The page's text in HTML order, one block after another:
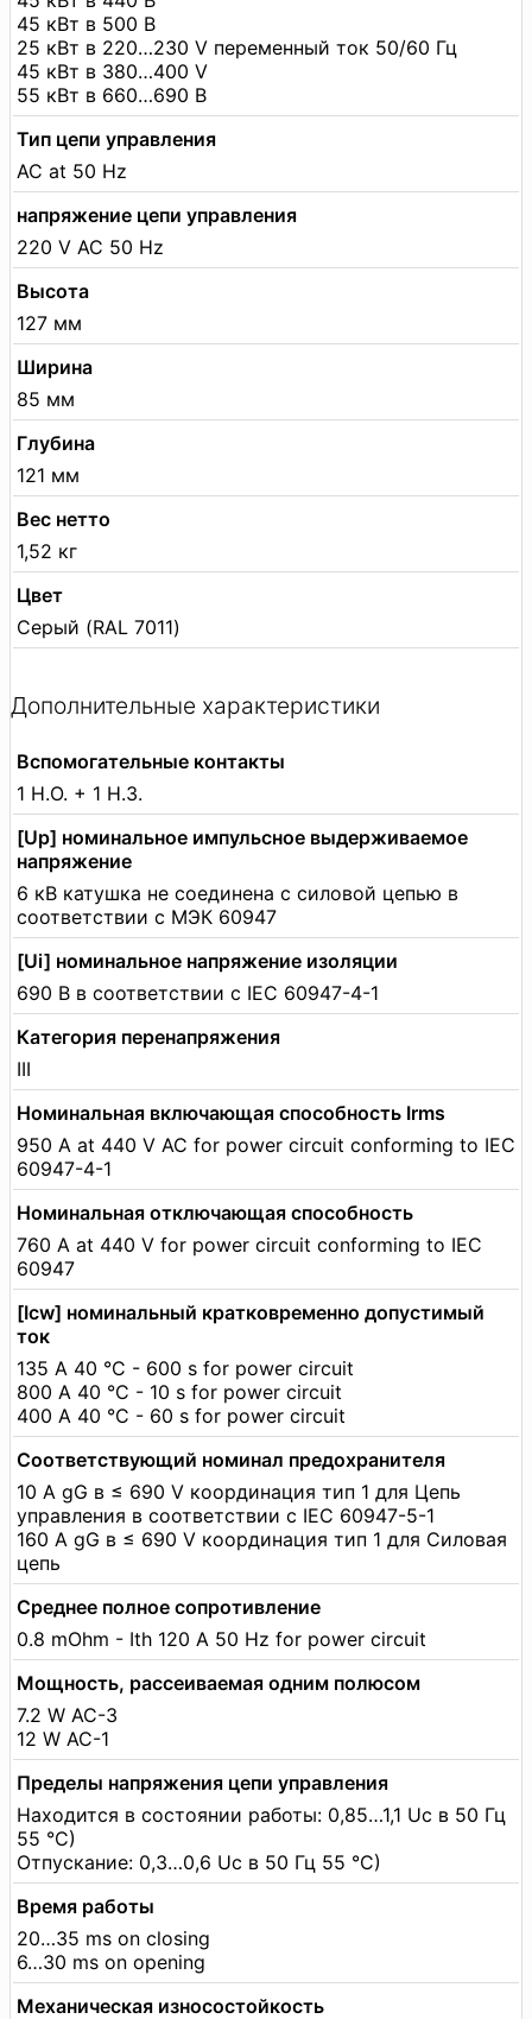
45 кВт в 500 В
25 кВт в 220…230 V переменный ток 50/60 Гц
45 кВт в 380…400 V
55 кВт в 660…690 В
Тип цепи управления
AC at 50 Hz
напряжение цепи управления
220 V AC 50 Hz
Высота
127 мм
Ширина
85 мм
Глубина
121 мм
Вес нетто
1,52 кг
Цвет
Серый (RAL 7011)
Дополнительные характеристики
Вспомогательные контакты
1 Н.О. + 1 Н.З.
[Up] номинальное импульсное выдерживаемое
напряжение
6 кВ катушка не соединена с силовой цепью в
соответствии с МЭК 60947
[Ui] номинальное напряжение изоляции
690 В в соответствии с IEC 60947-4-1
Категория перенапряжения
III
Номинальная включающая способность Irms
950 A at 440 V AC for power circuit conforming to IEC
60947-4-1
Номинальная отключающая способность
760 A at 440 V for power circuit conforming to IEC
60947
[Icw] номинальный кратковременно допустимый
ток
135 A 40 °C - 600 s for power circuit
800 A 40 °C - 10 s for power circuit
400 A 40 °C - 60 s for power circuit
Соответствующий номинал предохранителя
10 А gG в ≤ 690 V координация тип 1 для Цепь
управления в соответствии с IEC 60947-5-1
160 А gG в ≤ 690 V координация тип 1 для Силовая
цепь
Среднее полное сопротивление
0.8 mOhm - Ith 120 A 50 Hz for power circuit
Мощность, рассеиваемая одним полюсом
7.2 W AC-3
12 W AC-1
Пределы напряжения цепи управления
Находится в состоянии работы: 0,85…1,1 Uc в 50 Гц
55 °C)
Отпускание: 0,3…0,6 Uc в 50 Гц 55 °C)
Время работы
20…35 ms on closing
6…30 ms on opening
Механическая износостойкость